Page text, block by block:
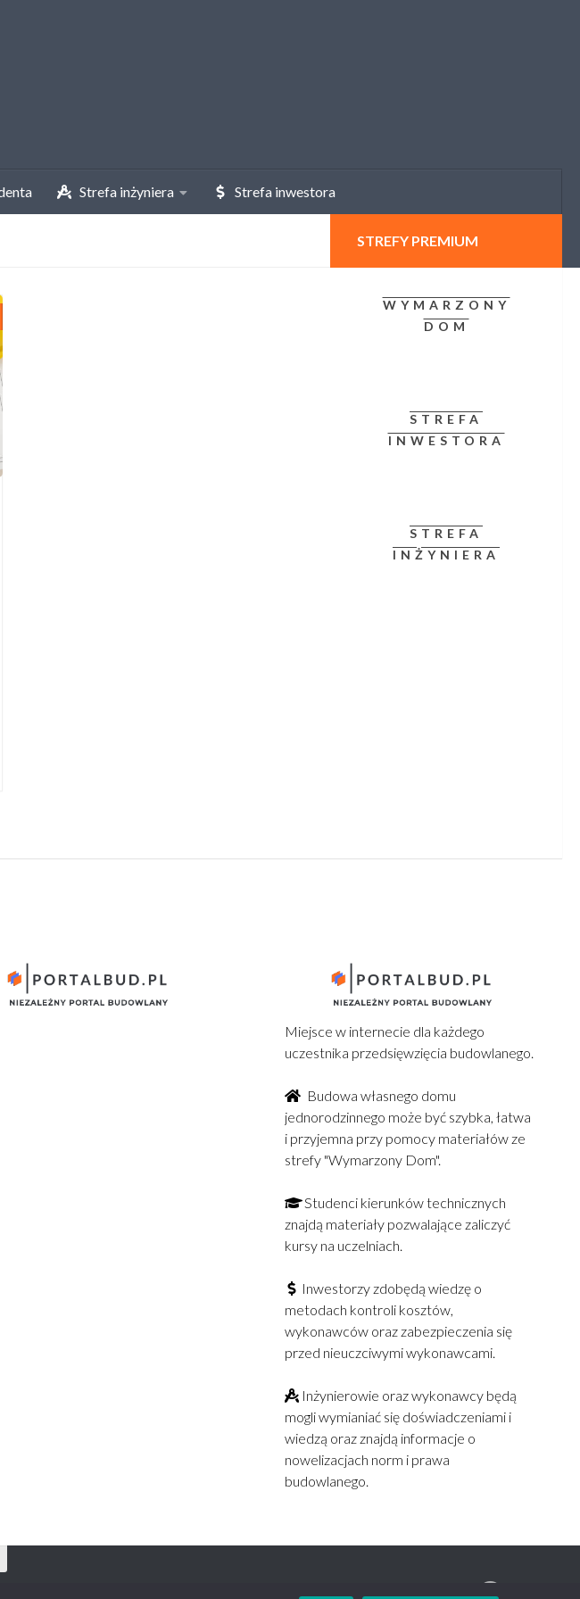
Strefa inżyniera Strefa inwestora
STREFY PREMIUM
WYMARZONY
DOM
STREFA
INWESTORA
STREFA
INŻYNIERA
Miejsce w internecie dla każdego
uczestnika przedsięwzięcia budowlanego.
Budowa własnego domu
jednorodzinnego może być szybka, łatwa
i przyjemna przy pomocy materiałów ze
strefy "Wymarzony Dom".
Studenci kierunków technicznych
znajdą materiały pozwalające zaliczyć
kursy na uczelniach.
Inwestorzy zdobędą wiedzę o
metodach kontroli kosztów,
wykonawców oraz zabezpieczenia się
przed nieuczciwymi wykonawcami.
Inżynierowie oraz wykonawcy będą
mogli wymianiać się doświadczeniami i
wiedzą oraz znajdą informacje o
nowelizacjach norm i prawa
budowlanego.